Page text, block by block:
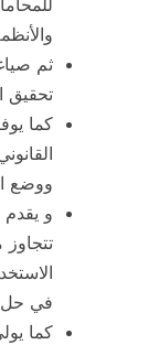
ثم
تحقيق
كما
ووضع
و يقدم
في حل
كما